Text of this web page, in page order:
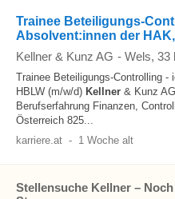
Trainee Beteiligungs-
Absolvent:innen der
Kellner & Kunz AG - Wels, 33
Trainee Beteiligungs-Controlling -
HBLW (m/w/d) Kellner & Kunz
Berufserfahrung Finanzen,
Österreich 825...
karriere.at - 1 Woche alt
Stellensuche Kellner –